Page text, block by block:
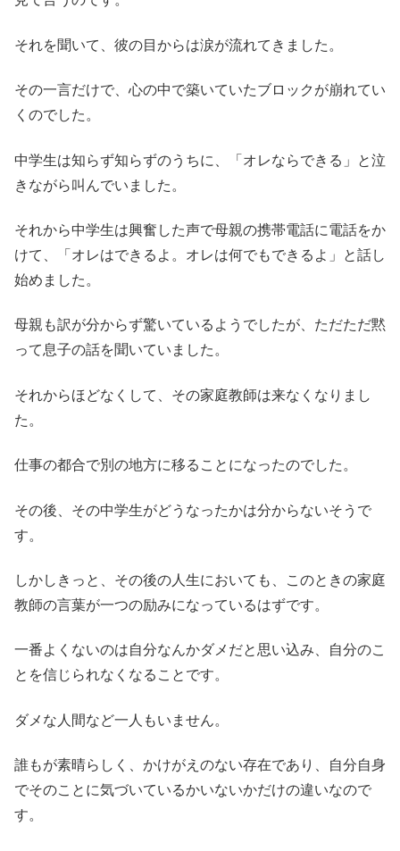
それを聞いて、彼の目からは涙が流れてきました。
その一言だけで、心の中で築いていたブロックが崩れてい
くのでした。
中学生は知らず知らずのうちに、「オレならできる」と泣
きながら叫んでいました。
それから中学生は興奮した声で母親の携帯電話に電話をか
けて、「オレはできるよ。オレは何でもできるよ」と話し
始めました。
母親も訳が分からず驚いているようでしたが、ただただ黙
って息子の話を聞いていました。
それからほどなくして、その家庭教師は来なくなりまし
た。
仕事の都合で別の地方に移ることになったのでした。
その後、その中学生がどうなったかは分からないそうで
す。
しかしきっと、その後の人生においても、このときの家庭
教師の言葉が一つの励みになっているはずです。
一番よくないのは自分なんかダメだと思い込み、自分のこ
とを信じられなくなることです。
ダメな人間など一人もいません。
誰もが素晴らしく、かけがえのない存在であり、自分自身
でそのことに気づいているかいないかだけの違いなので
す。